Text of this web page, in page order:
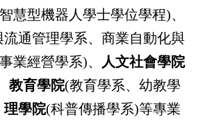
慧型機器人學士學位學程)、
流通管理學系、商業自動化與
業經營學系)、
人文社會學院
教育學院(教育學系、幼教學
理學院(科普傳播學系)等專業